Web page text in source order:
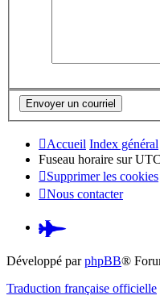
Accueil Index général
Fuseau horaire sur
Supprimer les cookies
Nous contacter
Pardus.at
(S’ouvre
Développé parphpBB®
Traduction française officielle